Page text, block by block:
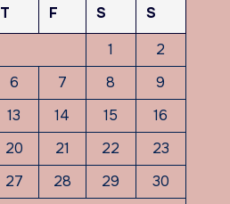
T F S
S
1
2
6 7 8
9
13 14 15
16
20 21 22
23
27 28 29
30